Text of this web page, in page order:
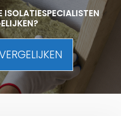
ISOLATIESPECIALISTEN